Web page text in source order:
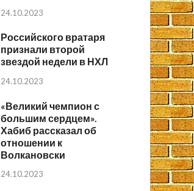
24.10.2023
Российского вратаря
признали второй
звездой недели в НХЛ
24.10.2023
«Великий чемпион с
большим сердцем».
Хабиб рассказал об
отношении к
Волкановски
24.10.2023